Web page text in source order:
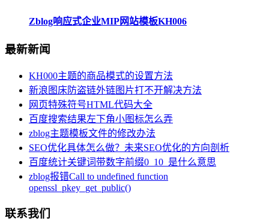
Zblog响应式企业MIP网站模板KH006
最新新闻
KH000主题的商品模式的设置方法
新浪图床防盗链外链图片打不开解决方法
网页特殊符号HTML代码大全
百度搜索结果左下角小图标怎么弄
zblog主题模板文件的修改办法
SEO优化具体怎么做？未来SEO优化的方向剖析
百度统计关键词带数字前缀0_10_是什么意思
zblog报错Call to undefined function
openssl_pkey_get_public()
联系我们